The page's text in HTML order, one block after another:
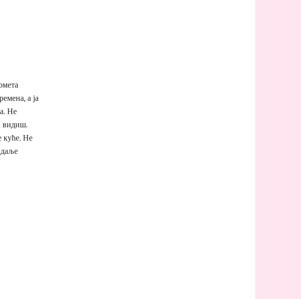
а ја
Не
видиш.
куће. Не